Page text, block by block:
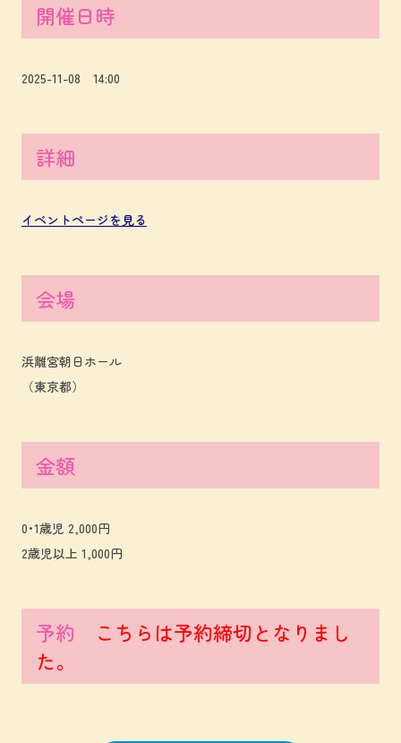
開催日時
2025-11-08 14:00
詳細
イベントページを見る
会場
浜離宮朝日ホール
（東京都）
金額
0･1歳児 2,000円
2歳児以上 1,000円
予約
こちらは予約締切となりまし
た。